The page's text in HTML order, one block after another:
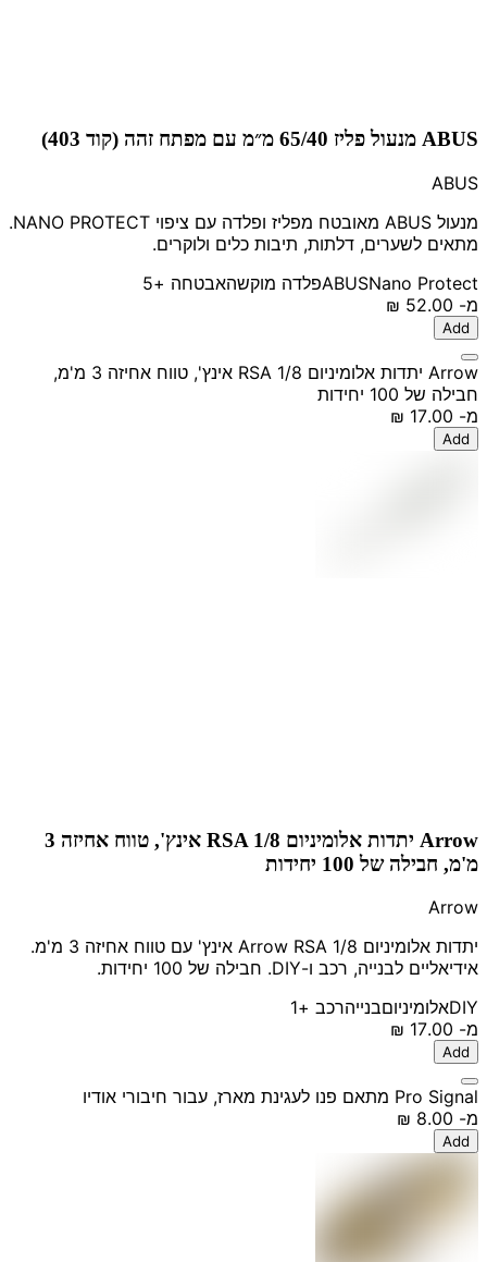
ABUS מנעול פליז 65/40 מ״מ עם מפתח זהה (קוד 403)
ABUS
מנעול ABUS מאובטח מפליז ופלדה עם ציפוי NANO PROTECT.
מתאים לשערים, דלתות, תיבות כלים ולוקרים.
ABUSNano Protect פלדה מוקשהאבטחה +5
מ-
Add
Arrow יתדות אלומיניום RSA 1/8 אינץ', טווח אחיזה 3 מ'מ,
חבילה של 100 יחידות
מ-
Add
Arrow יתדות אלומיניום RSA 1/8 אינץ', טווח אחיזה 3
מ'מ, חבילה של 100 יחידות
Arrow
יתדות אלומיניום Arrow RSA 1/8 אינץ' עם טווח אחיזה 3 מ'מ.
אידיאליים לבנייה, רכב ו-DIY. חבילה של 100 יחידות.
DIYאלומיניוםבנייהרכב +1
מ-
Add
Pro Signal מתאם פנו לעגינת מארז, עבור חיבורי אודיו
מ-
Add